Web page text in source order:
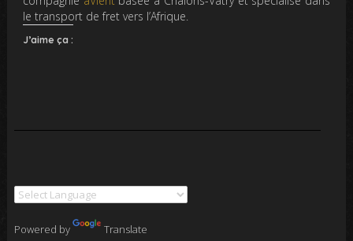
le transport de fret vers l’Afrique.
J’aime ça :
Powered by Translate